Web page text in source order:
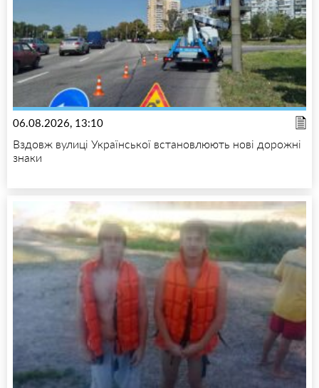
06.08.2026, 13:10
Вздовж вулиці Української встановлюють нові дорожні
знаки